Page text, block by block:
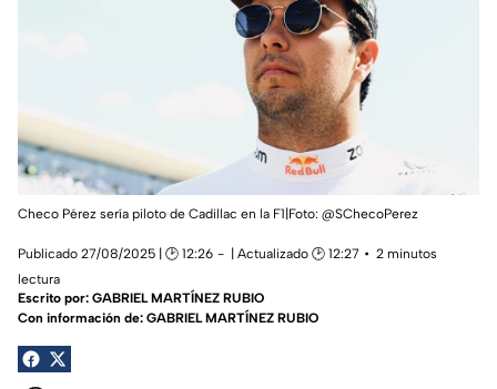
Checo Pérez sería piloto de Cadillac en la F1|Foto: @SChecoPerez
Publicado 27/08/2025 | 🕑 12:26 | Actualizado 🕑 12:27
2 minutos
lectura
Escrito por: GABRIEL MARTÍNEZ RUBIO
Con información de: GABRIEL MARTÍNEZ RUBIO